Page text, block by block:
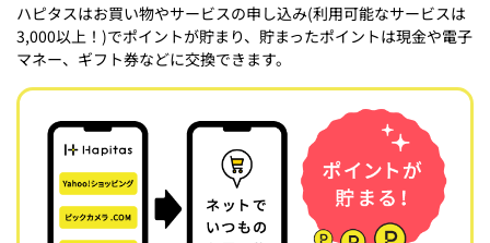
ハピタスはお買い物やサービスの申し込み(利用可能なサービスは
3,000以上！)でポイントが貯まり、貯まったポイントは現金や電子
マネー、ギフト券などに交換できます。